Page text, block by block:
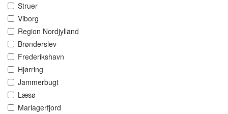
Struer
Viborg
Region Nordjylland
Brønderslev
Frederikshavn
Hjørring
Jammerbugt
Læsø
Mariagerfjord